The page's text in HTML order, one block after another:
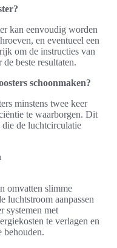
kan eenvoudig worden
en eventueel een
om de instructies van
beste resultaten.
schoonmaken?
minstens twee keer
te waarborgen. Dit
de luchtcirculatie
omvatten slimme
luchtstroom aanpassen
systemen met
te verlagen en
behouden.